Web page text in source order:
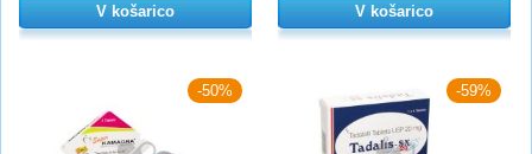
V košarico V košarico
-50% -59%